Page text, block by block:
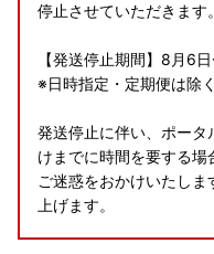
停止させていただきます。
【発送停止期間】8月6
※日時指定・定期便は除く
発送停止に伴い、ポータ
けまでに時間を要する場
ご迷惑をおかけいたし
上げます。